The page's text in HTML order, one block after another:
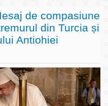
de compasiune
din Turcia și
Antiohiei